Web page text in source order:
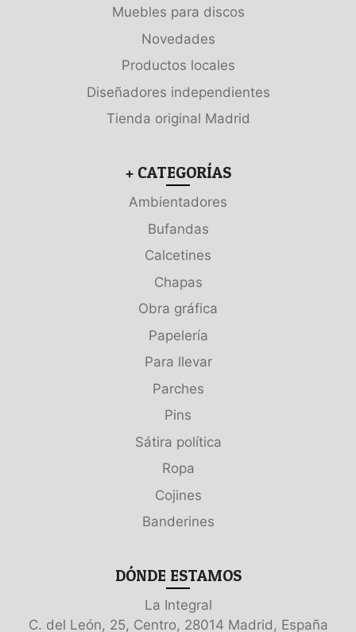
Muebles para discos
Novedades
Productos locales
Diseñadores independientes
Tienda original Madrid
+ CATEGORÍAS
Ambientadores
Bufandas
Calcetines
Chapas
Obra gráfica
Papelería
Para llevar
Parches
Pins
Sátira política
Ropa
Cojines
Banderines
DÓNDE ESTAMOS
La Integral
C. del León, 25, Centro, 28014 Madrid, España